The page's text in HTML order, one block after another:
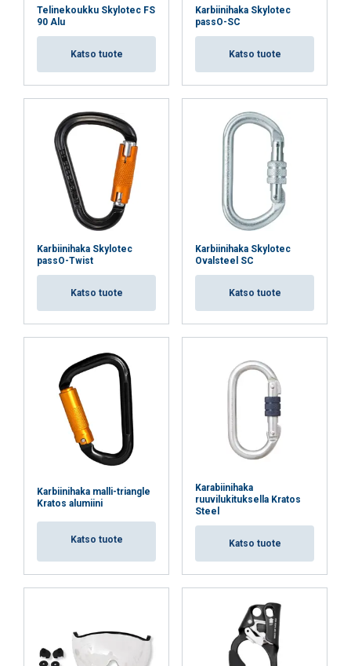
Telinekoukku Skylotec FS
90 Alu
Katso tuote
Karbiinihaka Skylotec
passO-SC
Katso tuote
Karbiinihaka Skylotec
passO-Twist
Katso tuote
Karbiinihaka Skylotec
Ovalsteel SC
Katso tuote
Karbiinihaka malli-triangle
Kratos alumiini
Katso tuote
Karabiinihaka
ruuvilukituksella Kratos
Steel
Katso tuote
personointiin ja liikenteemme analysointiin.
Jaamme myös tietoja sivustomme käytöstäsi
mainos- ja analytiikkakumppaneidemme
tietoihin, jotka olet heille antanut tai joita he
ovat keränneet käyttäessäsi palveluitaan.
Ehdottomasti
välttämättömät
Suorituskyvylliset
Kohdentavat Toiminnalliset
Luokittelemattomat
NÄYTÄ TIEDOT